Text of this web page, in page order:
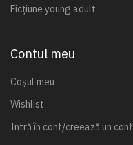
Ficțiune young adult
Contul meu
Coșul meu
Wishlist
Intră în cont/creează un cont